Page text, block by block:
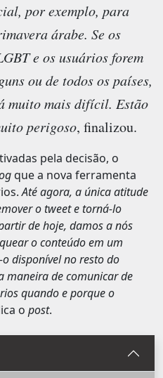
por exemplo, para
árabe. Se os
e os usuários forem
ou de todos os países,
muito mais difícil. Estão
perigoso, finalizou.
pela decisão, o
que a nova ferramenta
Até agora, a única atitude
o tweet e torná-lo
de hoje, damos a nós
o conteúdo em um
disponível no resto do
maneira de comunicar de
quando e porque o
o post.